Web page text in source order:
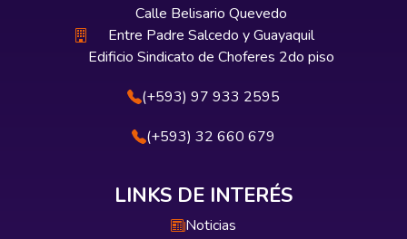
Calle Belisario Quevedo
Entre Padre Salcedo y Guayaquil
Edificio Sindicato de Choferes 2do piso
(+593) 97 933 2595
(+593) 32 660 679
LINKS DE INTERÉS
Noticias